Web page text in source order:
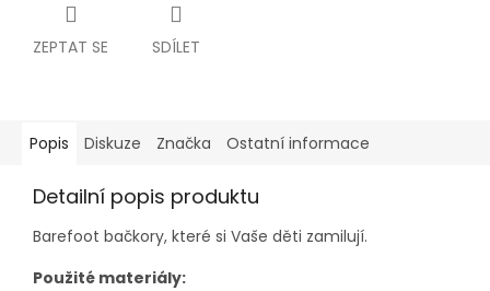
ZEPTAT SE SDÍLET
Popis Diskuze Značka Ostatní informace
Detailní popis produktu
Barefoot bačkory, které si Vaše děti zamilují.
Použité materiály: